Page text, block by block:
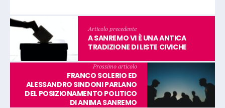
Articolo precedente
A SANREMO VI È UNA ANTICA
TRADIZIONE DI LISTE CIVICHE
Prossimo articolo
FRANCO SOLERIO ED
ALESSANDRO SINDONI PARLANO
DEL POSIZIONAMENTO POLITICO
DI ANIMA SANREMO